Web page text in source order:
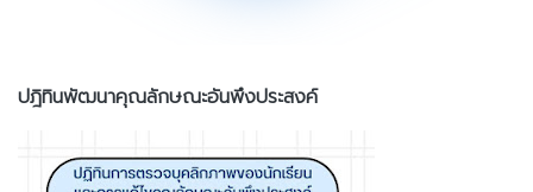
ปฎิทินพัฒนาคุณลักษณะอันพึงประสงค์